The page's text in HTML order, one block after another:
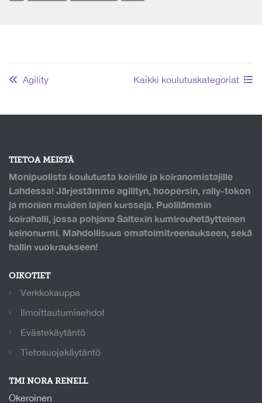
Agility Kaikki koulutuskategoriat
TIETOA MEISTÄ
Monipuolista koulutusta koirille ja koiranomistajille
Lahdessa! Järjestämme agilityn, hoopersin, rally-tokon
ja monien muiden lajien kursseja. Puolilämmin
koirahalli, jossa pohjana Saltexin kumirouhetäytteinen
keinonurmi. Mahdollisuus omatoimitreenaukseen, sekä
hallin vuokraukseen!
OIKOTIET
Verkkokauppa
Ilmoittautumisehdot
Evästekäytäntö
Tietosuojakäytäntö
TMI NORA RENELL
Okeroinen